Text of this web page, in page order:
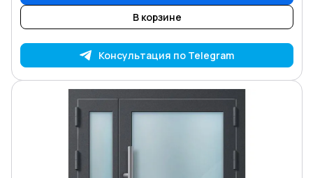
В корзине
Консультация по Telegram